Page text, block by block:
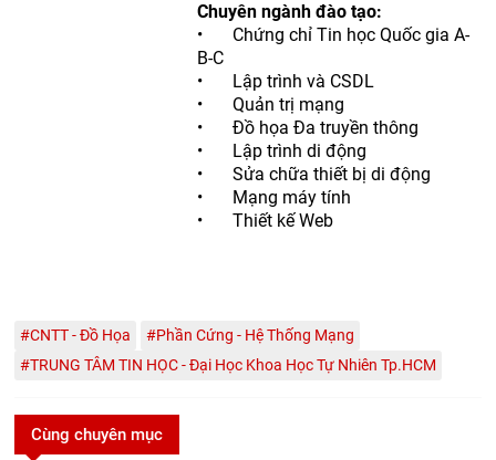
Chuyên ngành đào tạo:
•
Chứng chỉ Tin học Quốc gia A-
B-C
•
Lập trình và CSDL
•
Quản trị mạng
•
Đồ họa Đa truyền thông
•
Lập trình di động
•
Sửa chữa thiết bị di động
•
Mạng máy tính
•
Thiết kế Web
#CNTT - Đồ Họa
#Phần Cứng - Hệ Thống Mạng
#TRUNG TÂM TIN HỌC - Đại Học Khoa Học Tự Nhiên Tp.HCM
Cùng chuyên mục